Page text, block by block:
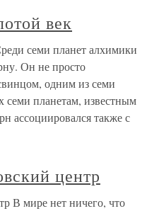
век
семи планет алхимики
Он не просто
одним из семи
семи планетам, известным
ассоциировался также с
центр
В мире нет ничего, что